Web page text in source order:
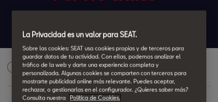
Cuota final 10.400,36€
Solicita una oferta personalizada
La Privacidad es un valor para SEAT.
Sobre las cookies: SEAT usa cookies propias y de terceros para
guardar datos de tu actividad. Con ellas, podemos analizar el
tráfico de la web y darte una experiencia completa y
personalizada. Algunas cookies se comparten con terceros para
mostrarte publicidad online más relevante. Puedes aceptar,
rechazar, o gestionarlas en el configurador. ¿Quieres saber más?
Consulta nuestra
Política de Cookies.